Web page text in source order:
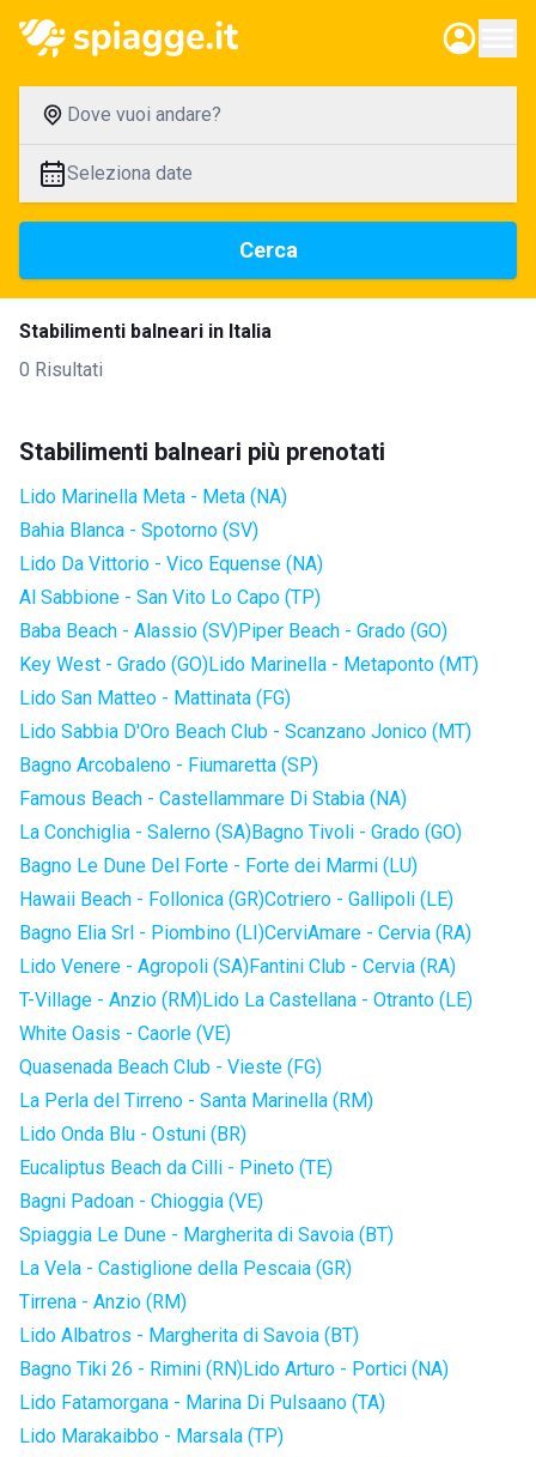
Dove vuoi andare?
Seleziona date
Cerca
Stabilimenti balneari in Italia
0 Risultati
Stabilimenti balneari più prenotati
Lido Marinella Meta - Meta (NA)
Bahia Blanca - Spotorno (SV)
Lido Da Vittorio - Vico Equense (NA)
Al Sabbione - San Vito Lo Capo (TP)
Baba Beach - Alassio (SV)Piper Beach - Grado (GO)
Key West - Grado (GO)Lido Marinella - Metaponto (MT)
Lido San Matteo - Mattinata (FG)
Lido Sabbia D'Oro Beach Club - Scanzano Jonico (MT)
Bagno Arcobaleno - Fiumaretta (SP)
Famous Beach - Castellammare Di Stabia (NA)
La Conchiglia - Salerno (SA)Bagno Tivoli - Grado (GO)
Bagno Le Dune Del Forte - Forte dei Marmi (LU)
Hawaii Beach - Follonica (GR)Cotriero - Gallipoli (LE)
Bagno Elia Srl - Piombino (LI)CerviAmare - Cervia (RA)
Lido Venere - Agropoli (SA)Fantini Club - Cervia (RA)
T-Village - Anzio (RM)Lido La Castellana - Otranto (LE)
White Oasis - Caorle (VE)
Quasenada Beach Club - Vieste (FG)
La Perla del Tirreno - Santa Marinella (RM)
Lido Onda Blu - Ostuni (BR)
Eucaliptus Beach da Cilli - Pineto (TE)
Bagni Padoan - Chioggia (VE)
Spiaggia Le Dune - Margherita di Savoia (BT)
La Vela - Castiglione della Pescaia (GR)
Tirrena - Anzio (RM)
Lido Albatros - Margherita di Savoia (BT)
Bagno Tiki 26 - Rimini (RN)Lido Arturo - Portici (NA)
Lido Fatamorgana - Marina Di Pulsaano (TA)
Lido Marakaibbo - Marsala (TP)